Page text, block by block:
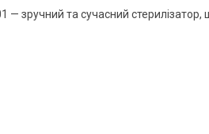
— зручний та сучасний стерилізатор,